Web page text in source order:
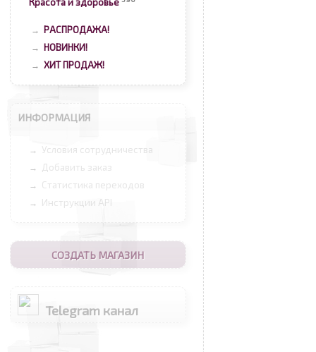
Красота и здоровье
→ РАСПРОДАЖА!
→ НОВИНКИ!
→ ХИТ ПРОДАЖ!
ИНФОРМАЦИЯ
→ Условия сотрудничества
→ Добавить заказ
→ Статистика переходов
→ Инструкции API
СОЗДАТЬ МАГАЗИН
Telegram канал